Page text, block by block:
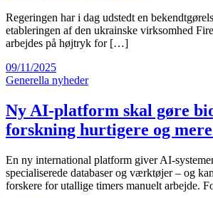
Regeringen har i dag udstedt en
etableringen af den ukrainske virksomhed
arbejdes på højtryk for […]
09/11/2025
Generella nyheder
Ny AI-platform skal gøre
forskning hurtigere og
En ny international platform giver AI-
specialiserede databaser og værktøjer – og
forskere for utallige timers manuelt arbejde.